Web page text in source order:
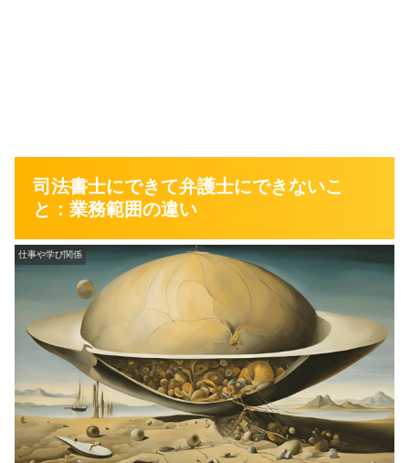
司法書士にできて弁護士にできないこ
と：業務範囲の違い
仕事や学び関係